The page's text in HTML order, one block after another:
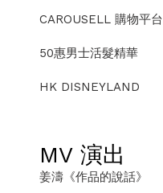
CAROUSELL 購物平台
50惠男士活髮精華
HK DISNEYLAND
MV 演出
姜濤《作品的說話》